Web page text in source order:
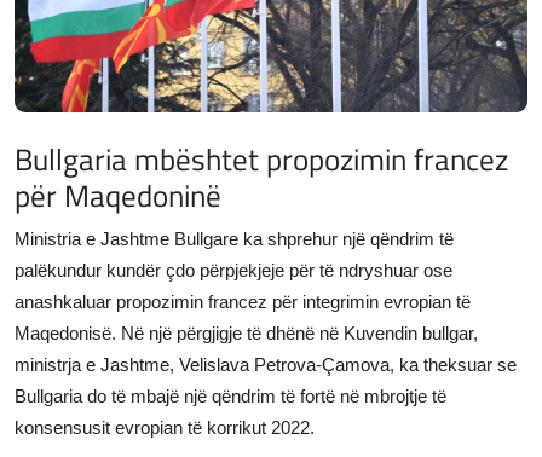
Shqip
Bullgaria mbështet propozimin francez
për Maqedoninë
Ministria e Jashtme Bullgare ka shprehur një qëndrim të
palëkundur kundër çdo përpjekjeje për të ndryshuar ose
anashkaluar propozimin francez për integrimin evropian të
Maqedonisë. Në një përgjigje të dhënë në Kuvendin bullgar,
ministrja e Jashtme, Velislava Petrova-Çamova, ka theksuar se
Bullgaria do të mbajë një qëndrim të fortë në mbrojtje të
konsensusit evropian të korrikut 2022.